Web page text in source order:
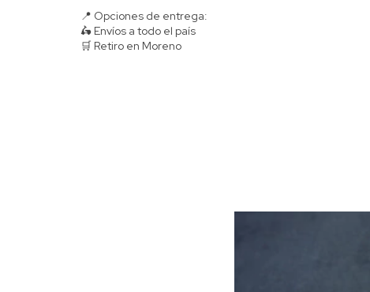
📍 Opciones de entrega:
🛵 Envíos a todo el país
🛒 Retiro en Moreno